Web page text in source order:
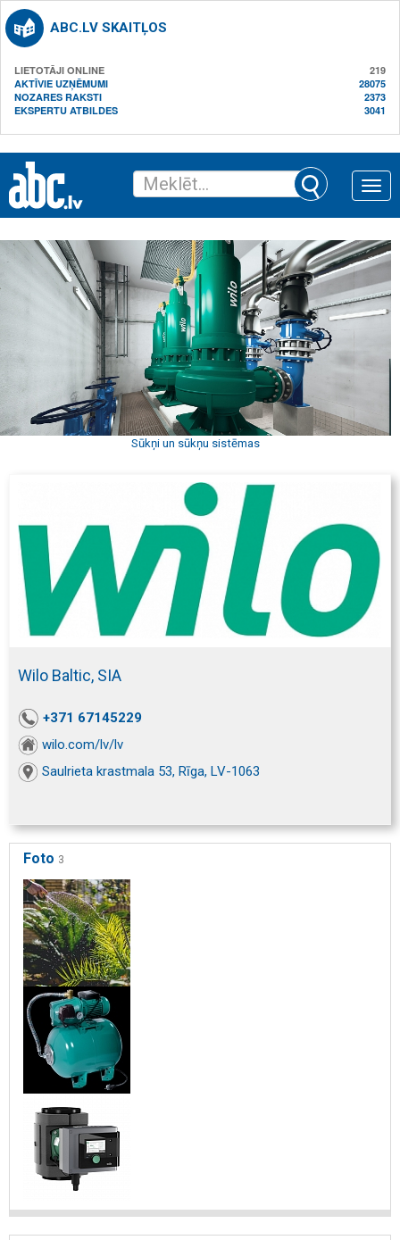
ABC.LV SKAITĻOS
LIETOTĀJI ONLINE
219
AKTĪVIE UZŅĒMUMI
28075
NOZARES RAKSTI
2373
EKSPERTU ATBILDES
3041
Toggle
Sūkņi un sūkņu sistēmas
Wilo Baltic, SIA
+371 67145229
wilo.com/lv/lv
Saulrieta krastmala 53, Rīga, LV-1063
Foto 3